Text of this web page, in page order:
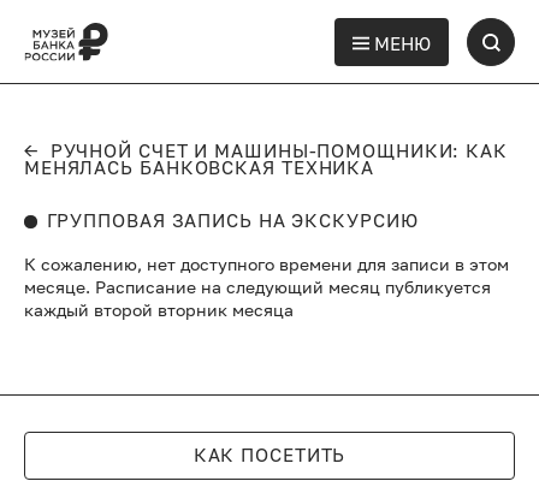
МЕНЮ
←
РУЧНОЙ СЧЕТ И МАШИНЫ-ПОМОЩНИКИ: КАК
МЕНЯЛАСЬ БАНКОВСКАЯ ТЕХНИКА
ГРУППОВАЯ ЗАПИСЬ НА ЭКСКУРСИЮ
К сожалению, нет доступного времени для записи в этом
месяце. Расписание на следующий месяц публикуется
каждый второй вторник месяца
КАК ПОСЕТИТЬ